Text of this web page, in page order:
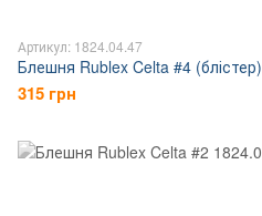
Артикул: 1824.04.47
Блешня Rublex Celta #4 (блістер)
315 грн